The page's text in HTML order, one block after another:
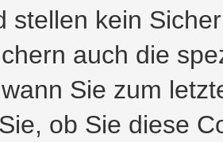
stellen kein
auch die
Sie zum
ob Sie diese